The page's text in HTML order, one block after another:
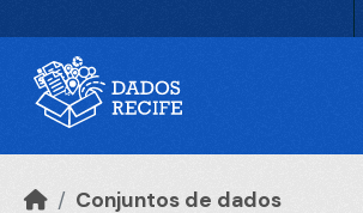
Conjuntos de dados